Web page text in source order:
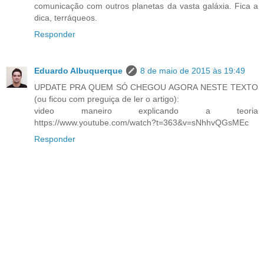
comunicação com outros planetas da vasta galáxia. Fica a
dica, terráqueos.
Responder
Eduardo Albuquerque
8 de maio de 2015 às 19:49
UPDATE PRA QUEM SÓ CHEGOU AGORA NESTE TEXTO
(ou ficou com preguiça de ler o artigo):
video maneiro explicando a teoria
https://www.youtube.com/watch?t=363&v=sNhhvQGsMEc
Responder